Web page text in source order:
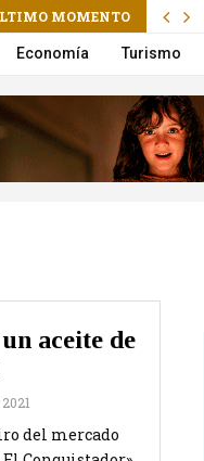
MOMENTO
Economía Turismo
aceite de
del mercado